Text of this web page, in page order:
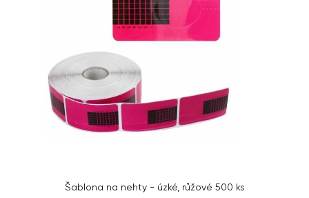
Šablona na nehty - úzké, růžové 500 ks